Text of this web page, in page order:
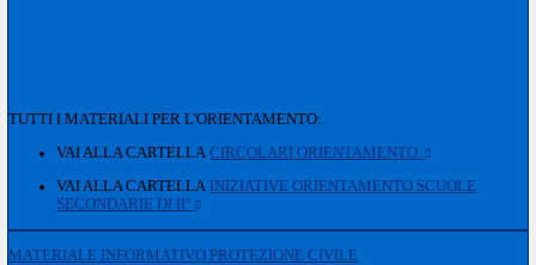
TUTTI I MATERIALI PER L'ORIENTAMENTO:
VAI ALLA CARTELLACIRCOLARI ORIENTAMENTO
VAI ALLA CARTELLA INIZIATIVE ORIENTAMENTO SCUOLE
SECONDARIE DI II°
MATERIALE INFORMATIVO PROTEZIONE CIVILE